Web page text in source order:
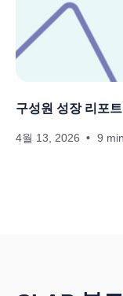
구성원 성장 리포
4월 13, 2026 9